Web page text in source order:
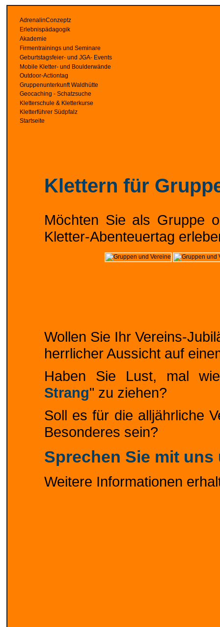
AdrenalinConzeptz
Erlebnispädagogik
Akademie
Firmentrainings und Seminare
Geburtstagsfeier- und JGA- Events
Mobile Kletter- und Boulderwände
Outdoor-Actiontag
Gruppenunterkunft Waldhütte
Geocaching - Schatzsuche
Kletterschule & Kletterkurse
Kletterführer Südpfalz
Startseite
Klettern für
Möchten Sie als Gruppe
Kletter-Abenteuertag
Wollen Sie Ihr Vereins-
herrlicher Aussicht auf
Haben Sie Lust, mal
Strang" zu ziehen?
Soll es für die alljährliche
Besonderes sein?
Sprechen Sie mit
Weitere Informationen